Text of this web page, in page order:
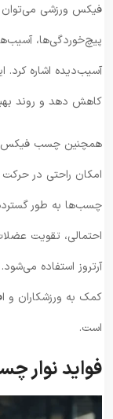
فیکس ورزشی می‌توان
پیچ‌خوردگی‌ها،
آسیب‌دیده اشاره کرد.
کاهش دهد و روند
همچنین چسب فیکس
امکان راحتی در حرکت
چسب‌ها به طور
احتمالی، تقویت
آرتروز استفاده
کمک به ورزشکاران و
است.
فواید نوار